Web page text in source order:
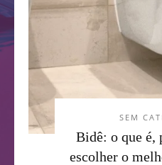
SEM
Bidê: o que é,
escolher o